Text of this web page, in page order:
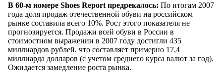
В 60-м номере Shoes Report предрекалось: По итогам 2007
года доля продаж отечественной обуви на российском
рынке составила всего 10%. Рост этого показателя не
прогнозируется. Продажи всей обуви в России в
стоимостном выражении в 2007 году достигли 435
миллиардов рублей, что составляет примерно 17,4
миллиарда долларов (с учетом среднего курса валют за год).
Ожидается замедление роста рынка.